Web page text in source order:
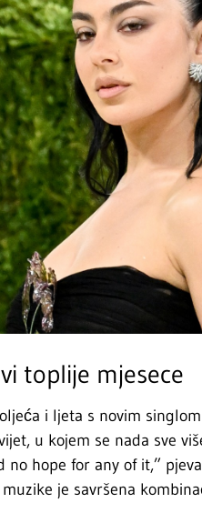
toplije mjesece
i ljeta s novim
u kojem se nada sve
hope for any of it,”
je savršena